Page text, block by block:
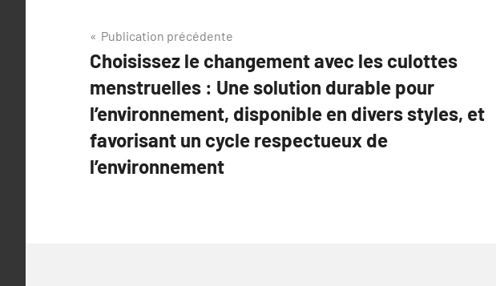
Navigation
de
l’article
Publication précédente
Choisissez le changement avec les culottes
menstruelles : Une solution durable pour
l’environnement, disponible en divers styles, et
favorisant un cycle respectueux de
l’environnement